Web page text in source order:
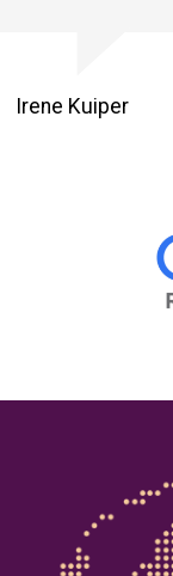
Irene Kuiper